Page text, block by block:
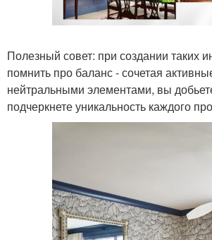
Полезный совет: при создании таких
помнить про баланс - сочетая
нейтральными элементами, вы
подчеркнете уникальность каждого